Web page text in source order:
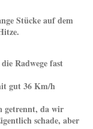
Stücke auf dem
Radwege fast
gut 36 Km/h
getrennt, da wir
schade, aber